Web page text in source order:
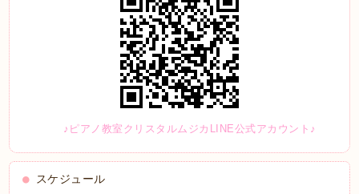
♪ピアノ教室クリスタルムジカLINE公式アカウント♪
スケジュール